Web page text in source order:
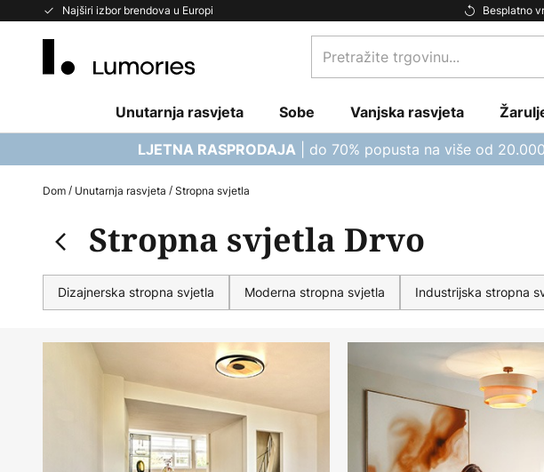
Najširi izbor brendova u Europi Besplatno
Skip
Pretražite
trgovinu...
Unutarnja rasvjeta Sobe Vanjska rasvjeta
LJETNA RASPRODAJA | do 70% popusta na više od
Dom Unutarnja rasvjeta Stropna svjetla
Stropna svjetla Drvo
Dizajnerska stropna svjetla Moderna stropna svjetla Industrijska stropna